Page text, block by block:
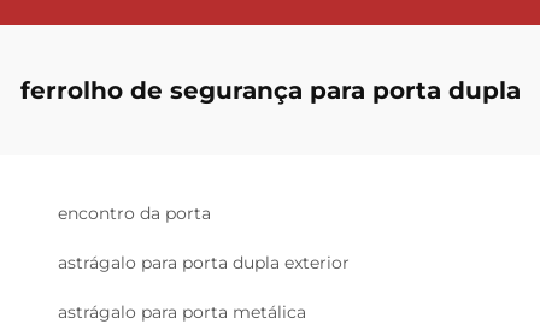
ferrolho de segurança para porta dupla
encontro da porta
astrágalo para porta dupla exterior
astrágalo para porta metálica